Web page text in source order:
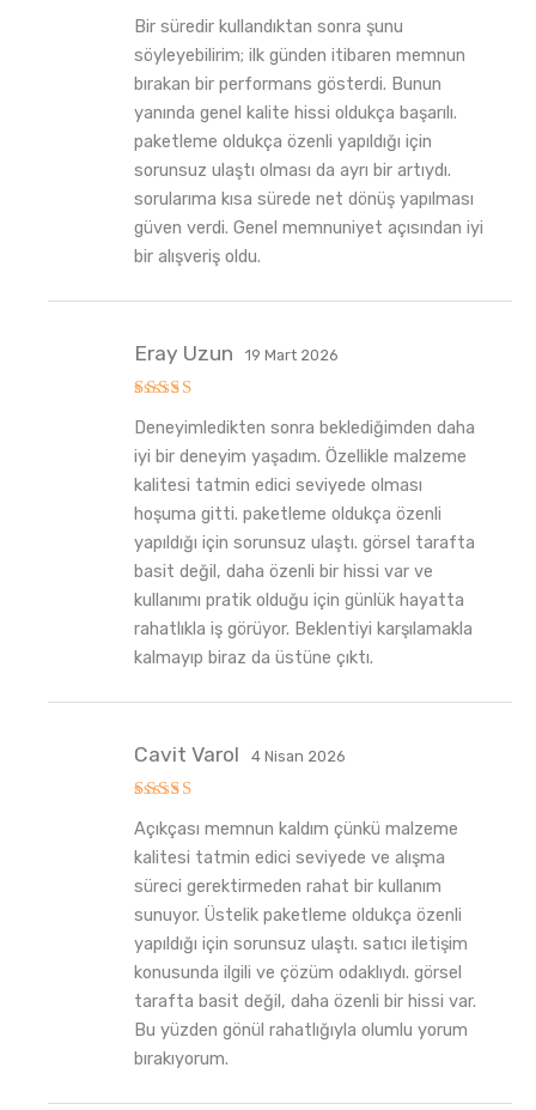
üzerinden
oy aldı
Bir süredir kullandıktan sonra şunu
söyleyebilirim; ilk günden itibaren memnun
bırakan bir performans gösterdi. Bunun
yanında genel kalite hissi oldukça başarılı.
paketleme oldukça özenli yapıldığı için
sorunsuz ulaştı olması da ayrı bir artıydı.
sorularıma kısa sürede net dönüş yapılması
güven verdi. Genel memnuniyet açısından iyi
bir alışveriş oldu.
üzerinden
5 oy aldı
Eray Uzun 19 Mart 2026
Deneyimledikten sonra beklediğimden daha
iyi bir deneyim yaşadım. Özellikle malzeme
kalitesi tatmin edici seviyede olması
hoşuma gitti. paketleme oldukça özenli
yapıldığı için sorunsuz ulaştı. görsel tarafta
basit değil, daha özenli bir hissi var ve
kullanımı pratik olduğu için günlük hayatta
rahatlıkla iş görüyor. Beklentiyi karşılamakla
kalmayıp biraz da üstüne çıktı.
üzerinden
5
oy aldı
Cavit Varol 4 Nisan 2026
Açıkçası memnun kaldım çünkü malzeme
kalitesi tatmin edici seviyede ve alışma
süreci gerektirmeden rahat bir kullanım
sunuyor. Üstelik paketleme oldukça özenli
yapıldığı için sorunsuz ulaştı. satıcı iletişim
konusunda ilgili ve çözüm odaklıydı. görsel
tarafta basit değil, daha özenli bir hissi var.
Bu yüzden gönül rahatlığıyla olumlu yorum
bırakıyorum.